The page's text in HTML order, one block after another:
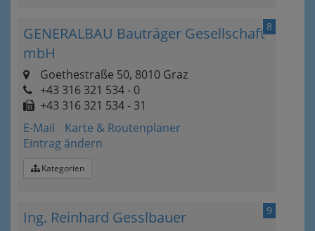
8
GENERALBAU Bauträger Gesellschaft
mbH
Goethestraße 50, 8010 Graz
+43 316 321 534 - 0
+43 316 321 534 - 31
E-Mail
Karte & Routenplaner
Eintrag ändern
Kategorien
9
Ing. Reinhard Gesslbauer